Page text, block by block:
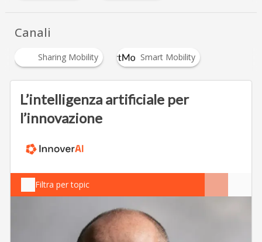
Canali
Sharing Mobility Smart Mobility
L’intelligenza artificiale per
l’innovazione
Filtra per topic